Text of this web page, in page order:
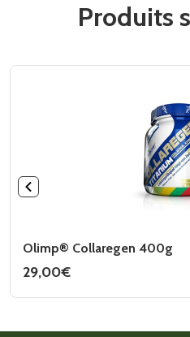
Produits
Olimp® Collaregen 400g
29,00€
produit
plusieurs